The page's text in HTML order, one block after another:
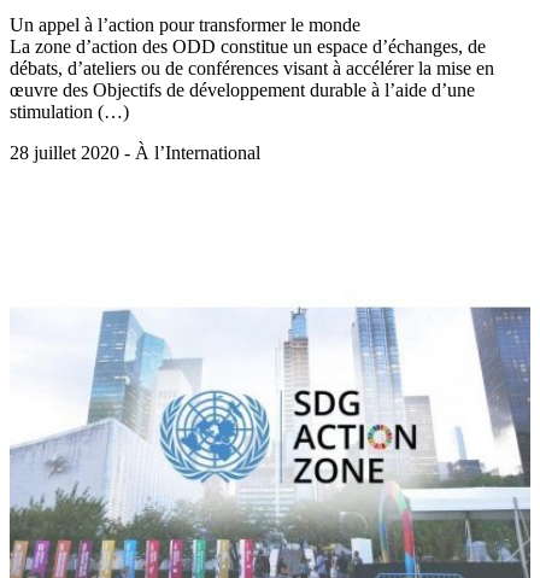
Un appel à l’action pour transformer le monde
La zone d’action des ODD constitue un espace d’échanges, de
débats, d’ateliers ou de conférences visant à accélérer la mise en
œuvre des Objectifs de développement durable à l’aide d’une
stimulation (…)
28 juillet 2020 - À l’International